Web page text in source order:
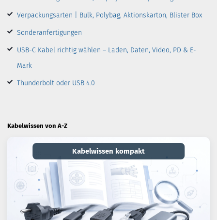
Verpackungsarten | Bulk, Polybag, Aktionskarton, Blister Box
Sonderanfertigungen
USB-C Kabel richtig wählen – Laden, Daten, Video, PD & E-
Mark
Thunderbolt oder USB 4.0
Kabelwissen von A-Z
Kabelwissen kompakt